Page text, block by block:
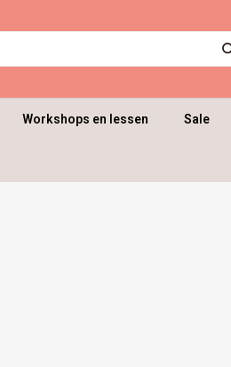
Workshops en lessen Sale